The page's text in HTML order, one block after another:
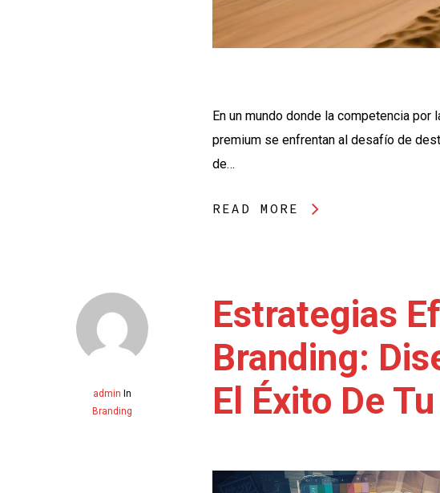
En un mundo donde la competencia
premium se enfrentan al desafío de
de…
READ MORE
admin In
Branding
Estrategias
Branding:
El Éxito De